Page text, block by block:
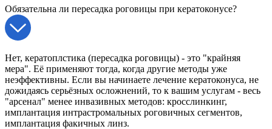
Обязательна ли пересадка роговицы при кератоконусе?
Нет, кератоплстика (пересадка роговицы) - это "крайняя
мера". Её применяют тогда, когда другие методы уже
неэффективны. Если вы начинаете лечение кератоконуса, не
дожидаясь серьёзных осложнений, то к вашим услугам - весь
"арсенал" менее инвазивных методов: кросслинкинг,
имплантация интрастромальных роговичных сегментов,
имплантация факичных линз.